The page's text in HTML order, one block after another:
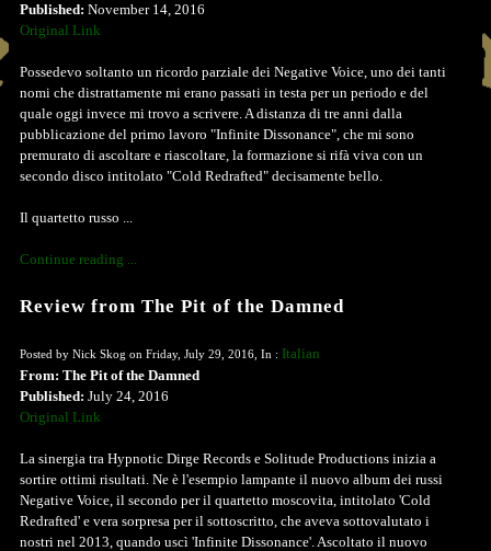
Published: November 14, 2016
Original Link
Possedevo soltanto un ricordo parziale dei Negative Voice, uno dei tanti
nomi che distrattamente mi erano passati in testa per un periodo e del
quale oggi invece mi trovo a scrivere. A distanza di tre anni dalla
pubblicazione del primo lavoro "Infinite Dissonance", che mi sono
premurato di ascoltare e riascoltare, la formazione si rifà viva con un
secondo disco intitolato "Cold Redrafted" decisamente bello.
Il quartetto russo ...
Continue reading ...
Review from The Pit of the Damned
Posted by Nick Skog on Friday, July 29, 2016, In : Italian
From: The Pit of the Damned
Published: July 24, 2016
Original Link
La sinergia tra Hypnotic Dirge Records e Solitude Productions inizia a
sortire ottimi risultati. Ne è l'esempio lampante il nuovo album dei russi
Negative Voice, il secondo per il quartetto moscovita, intitolato 'Cold
Redrafted' e vera sorpresa per il sottoscritto, che aveva sottovalutato i
nostri nel 2013, quando uscì 'Infinite Dissonance'. Ascoltato il nuovo